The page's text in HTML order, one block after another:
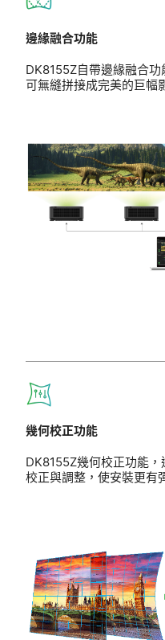
邊緣融合功能
DK8155Z自帶邊緣融合功
可無縫拼接成完美的巨幅
幾何校正功能
DK8155Z幾何校正功能
校正與調整，使安裝更有